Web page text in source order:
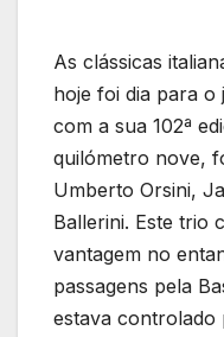
As clássicas
hoje foi dia para o
com a sua 102ª
quilómetro nove,
Umberto Orsini,
Ballerini. Este trio
vantagem no
passagens pela
estava controlado